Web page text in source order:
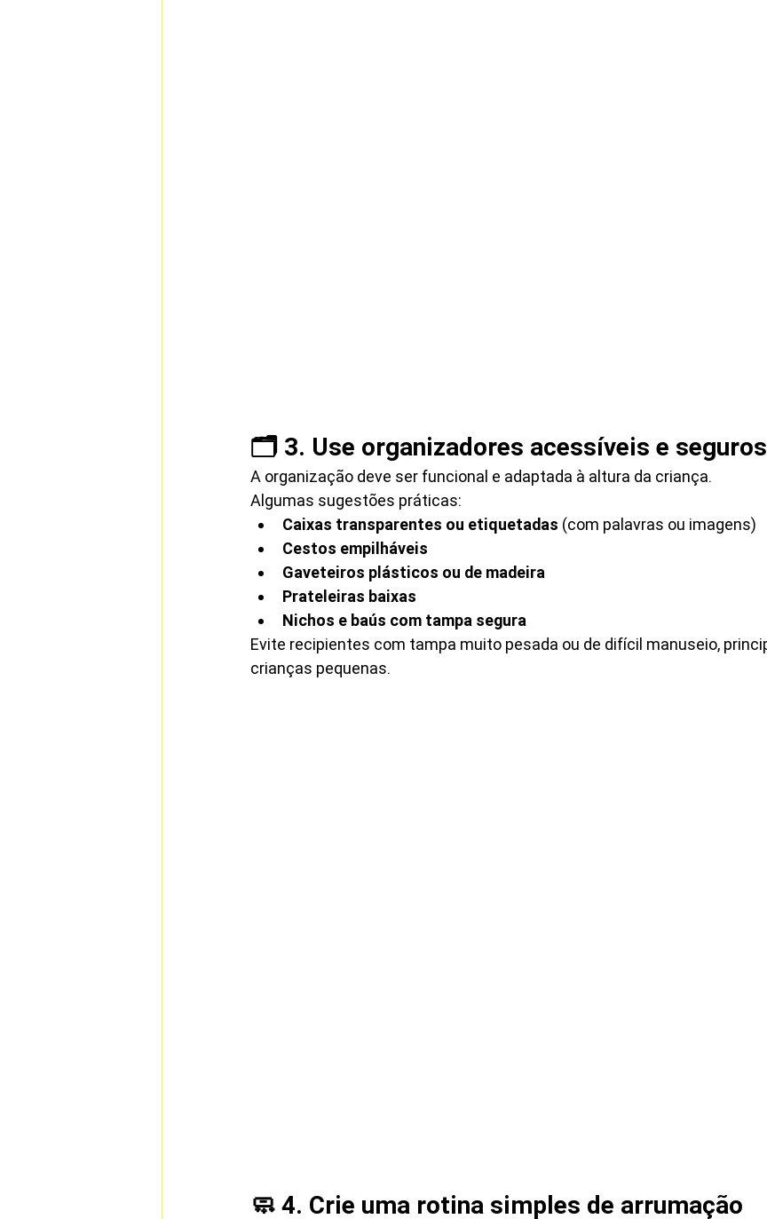
🗂️ 3. Use organizadores acessíveis e seguros
A organização deve ser funcional e adaptada à altura da criança.
Algumas sugestões práticas:
Caixas transparentes ou etiquetadas (com palavras ou imagens)
Cestos empilháveis
Gaveteiros plásticos ou de madeira
Prateleiras baixas
Nichos e baús com tampa segura
Evite recipientes com tampa muito pesada ou de difícil manuseio,
crianças pequenas.
🧼 4. Crie uma rotina simples de arrumação